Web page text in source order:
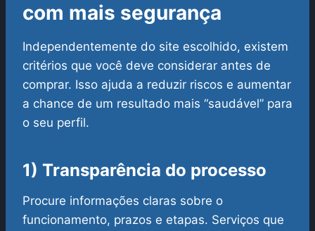
com mais segurança
Independentemente do site escolhido, existem
critérios que você deve considerar antes de
comprar. Isso ajuda a reduzir riscos e aumentar
a chance de um resultado mais “saudável” para
o seu perfil.
1) Transparência do processo
Procure informações claras sobre o
funcionamento, prazos e etapas. Serviços que